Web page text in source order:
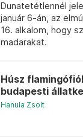
Dunatetétlennél
január 6-án, az
16. alkalom, hogy
madarakat.
Húsz
budapesti
Hanula Zsolt